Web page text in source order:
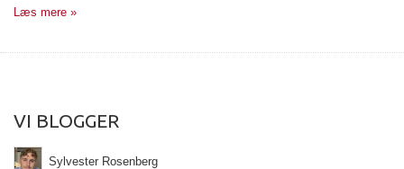
Læs mere »
VI BLOGGER
Sylvester Rosenberg